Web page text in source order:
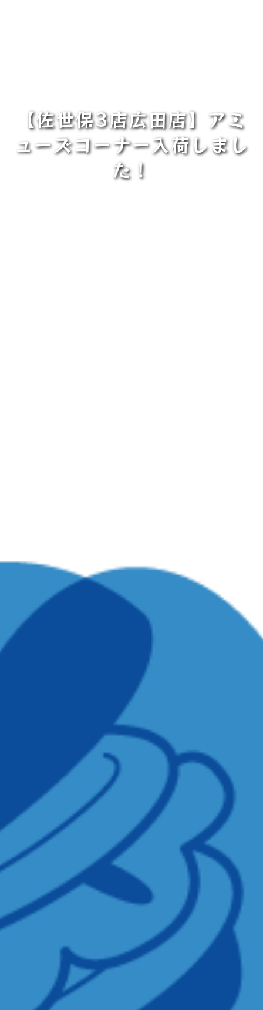
【佐世保3店広田店】アミ
ューズコーナー入荷しまし
た！